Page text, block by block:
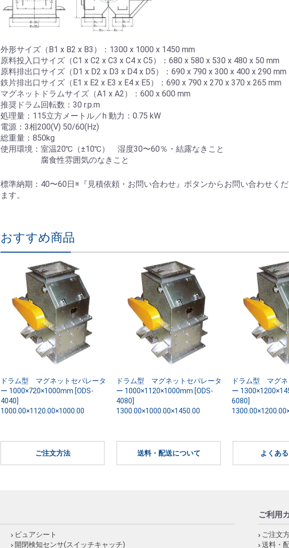
外形サイズ（B1 x B2 x B3）：1300 x 1000 x 1450 mm
原料投入口サイズ（C1 x C2 x C3 x C4 x C5）：680 x 580 x 530 x 480 x 50 mm
原料排出口サイズ（D1 x D2 x D3 x D4 x D5）：690 x 790 x 300 x 400 x 290 mm
鉄片排出口サイズ（E1 x E2 x E3 x E4 x E5）：690 x 790 x 270 x 370 x 265 mm
マグネットドラムサイズ（A1 x A2）：600 x 600 mm
推奨ドラム回転数：30 r.p.m
処理量：115立方メートル／h 動力：0.75 kW
電源：3相200(V) 50/60(Hz)
総重量：850kg
使用環境：室温20℃（±10℃） 湿度30〜60％・結露なきこと
腐食性雰囲気のなきこと
標準納期：40〜60日※『見積依頼・お問い合わせ』ボタンからお問い合わせく
ます。
おすすめ商品
ドラム型 マグネットセパレータ
ー 1000×720×1000mm [ODS-
4040]
1000.00×1120.00×1000.00
ドラム型 マグネットセパレータ
ー 1000×1120×1000mm [ODS-
4080]
1300.00×1000.00×1450.00
ドラム型 マグネ
ー
6080]
ご注文方法 送料・配送について よくあ
ビュアシート
開閉検知センサ(スイッチキャッチ)
ご利用
ご注文
送料・